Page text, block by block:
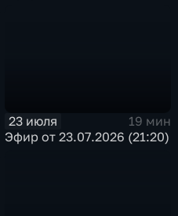
23 июля
19 мин
Эфир от 23.07.2026 (21:20)